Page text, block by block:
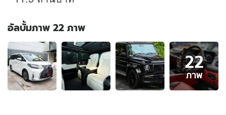
อัลบั้มภาพ 22 ภาพ
อัลบั้ม
ภาพ
22
ภาพ
ของ
22
ภาพ